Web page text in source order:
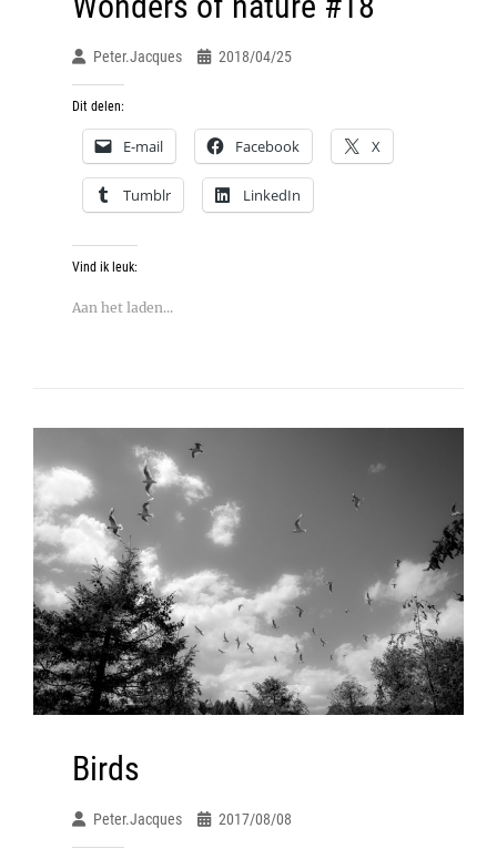
Peter.jacques 2018/04/25
Dit delen:
E-mail Facebook X
Tumblr LinkedIn
Vind ik leuk:
Aan het laden...
Birds
Peter.jacques 2017/08/08